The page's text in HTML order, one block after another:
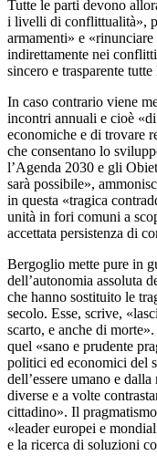
Tutte le parti devono
i livelli di conflittualità»,
armamenti» e
indirettamente nei
sincero e trasparente
In caso contrario viene
incontri annuali e cioè
economiche e di trovare
che consentano lo
l’Agenda 2030 e gli
sarà possibile»,
in questa «tragica
unità in fori comuni a
accettata persistenza di
Bergoglio mette pure in
dell’autonomia assoluta
che hanno sostituito le
secolo. Esse, scrive,
scarto, e anche di
quel «sano e prudente
politici ed economici del
dell’essere umano e
diverse e a volte
cittadino». Il
«leader europei e
e la ricerca di soluzioni